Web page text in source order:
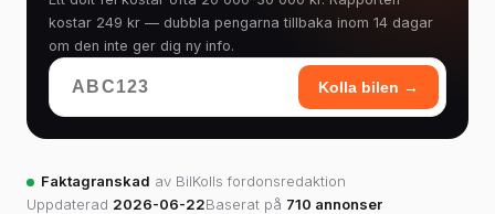
kostar 249 kr — dubbla pengarna tillbaka inom 14 dagar
om den inte ger dig ny info.
Kolla bilen →
Faktagranskad av BilKolls fordonsredaktion
Uppdaterad 2026-06-22Baserat på 710 annonser